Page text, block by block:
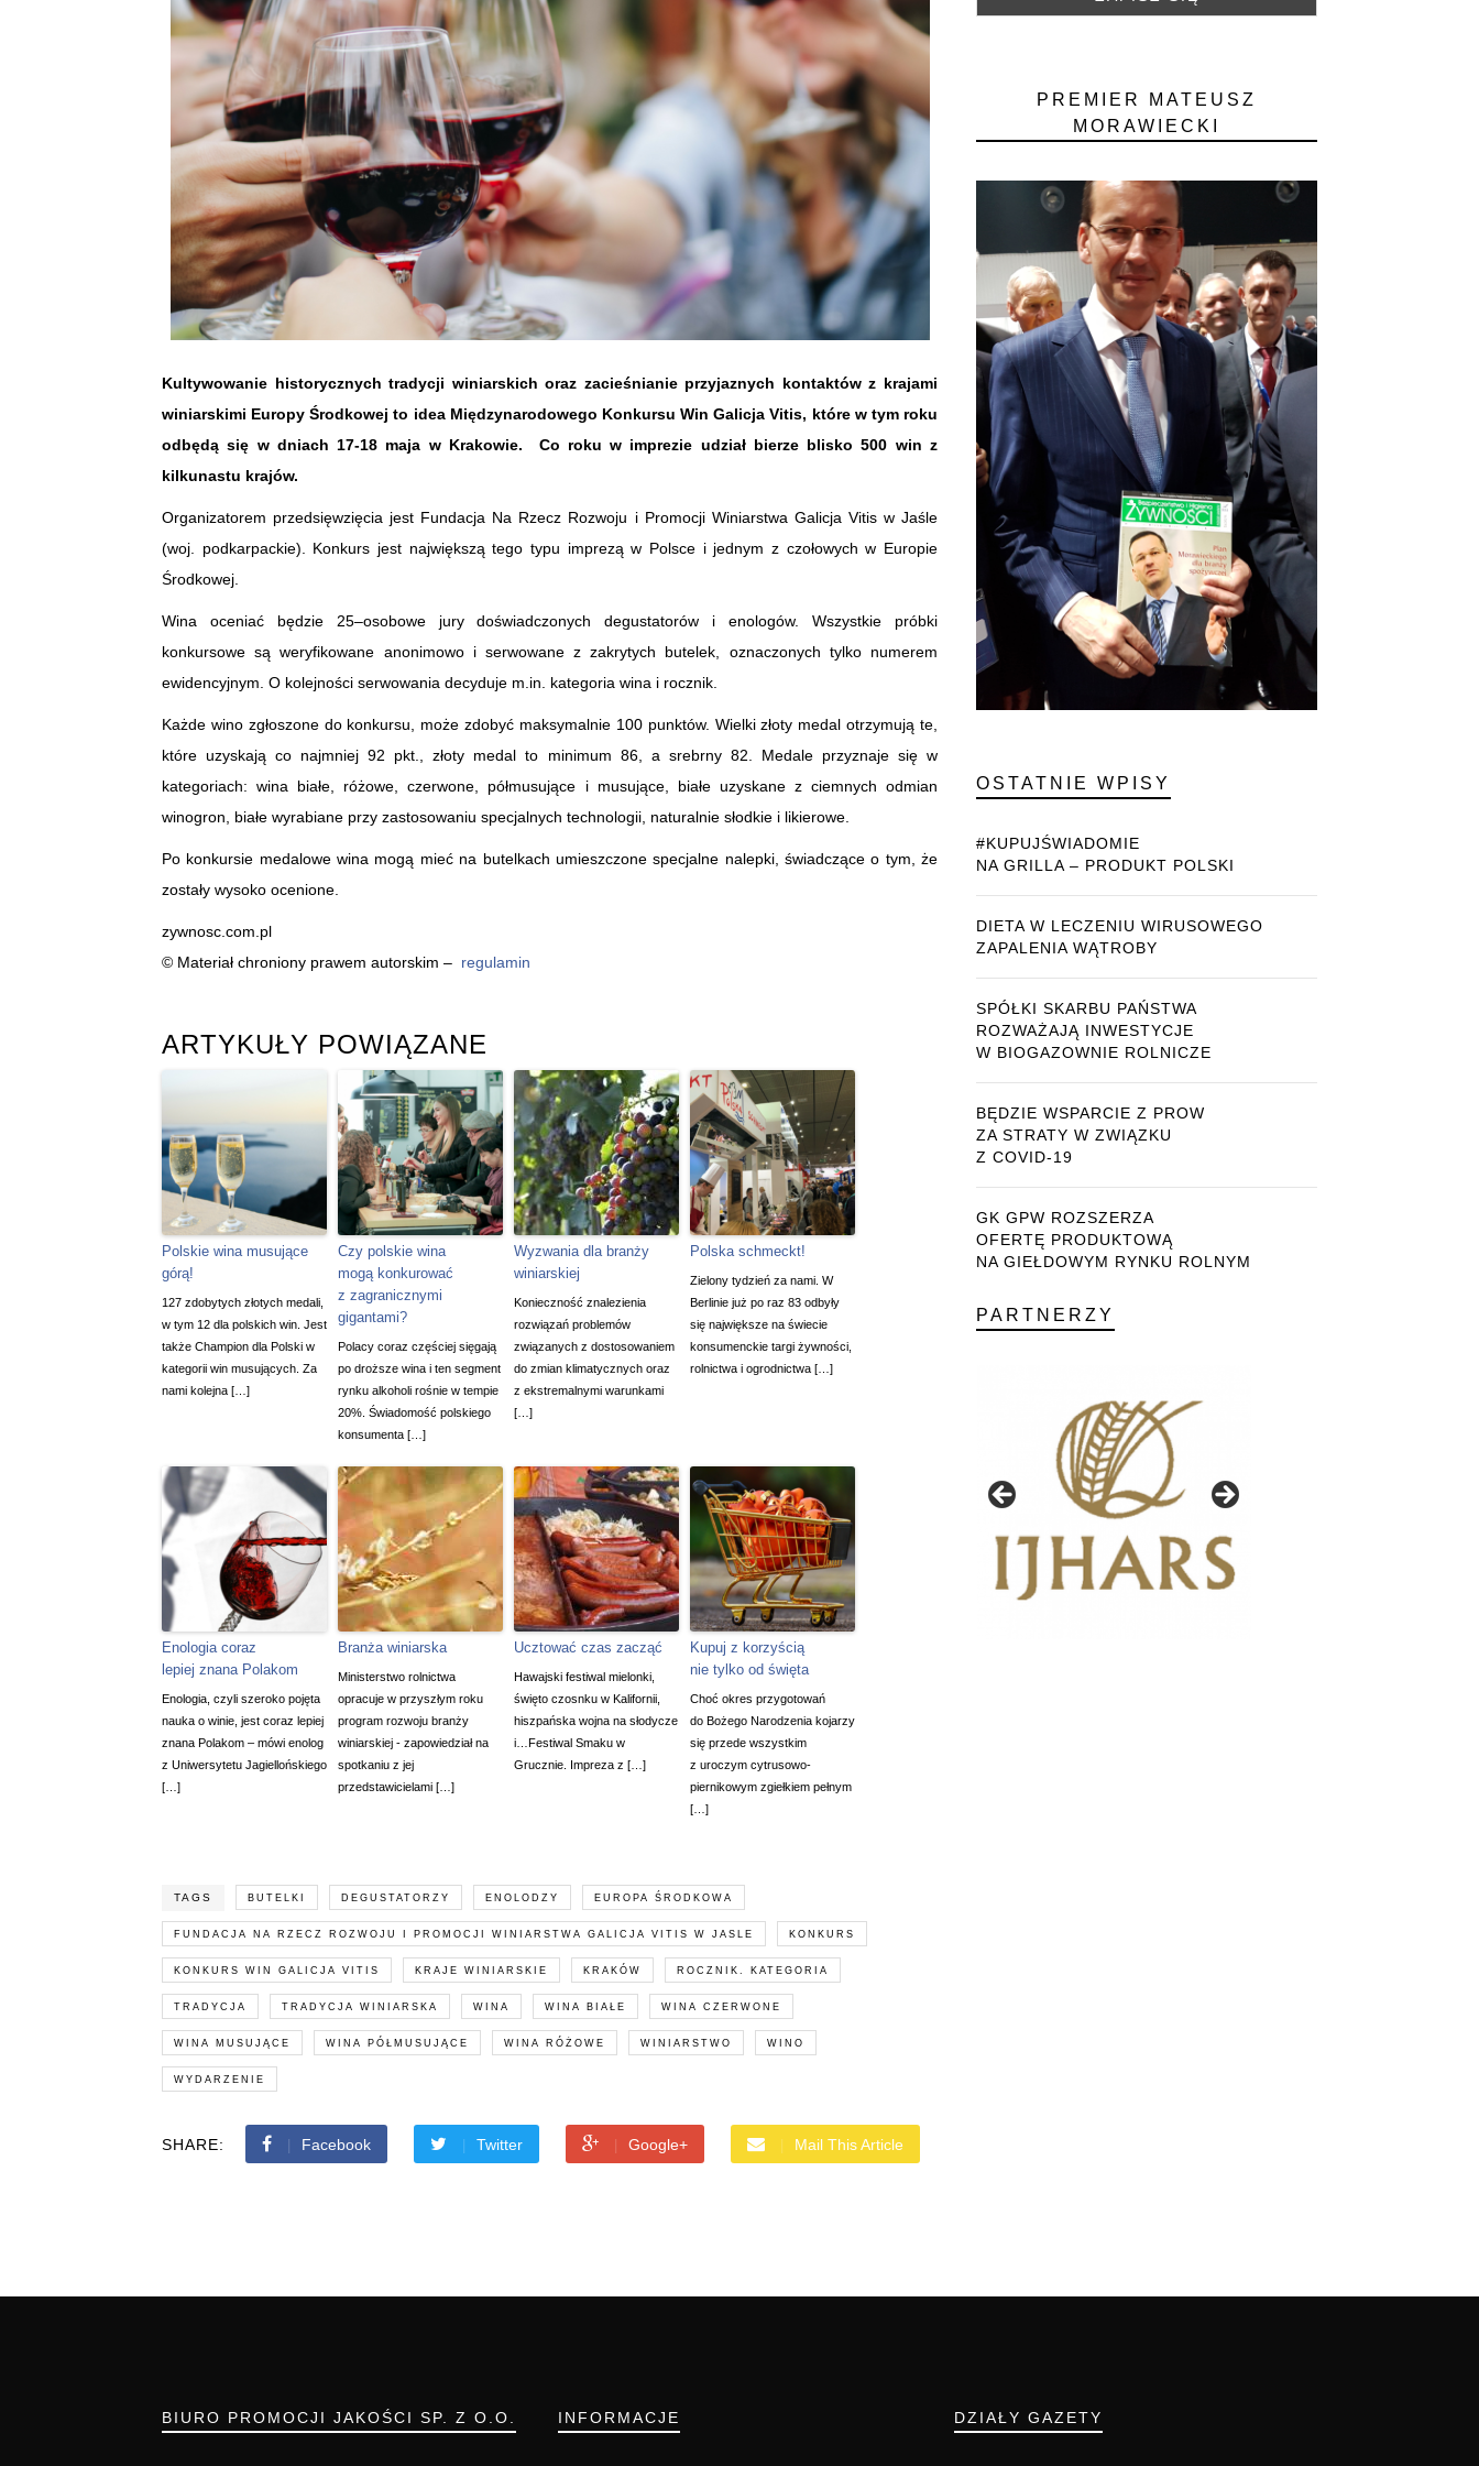
Kultywowanie historycznych tradycji winiarskich oraz zacieśnianie przyjaznych kontaktów z krajami
winiarskimi Europy Środkowej to idea Międzynarodowego Konkursu Win Galicja Vitis, które w tym roku
odbędą się w dniach 17-18 maja w Krakowie.
Co roku w imprezie udział bierze blisko 500 win z
kilkunastu krajów.
Organizatorem przedsięwzięcia jest Fundacja Na Rzecz Rozwoju i Promocji Winiarstwa Galicja Vitis w Jaśle
(woj. podkarpackie). Konkurs jest największą tego typu imprezą w Polsce i jednym z czołowych w Europie
Środkowej.
Wina oceniać będzie 25–osobowe jury doświadczonych degustatorów i enologów. Wszystkie próbki
konkursowe są weryfikowane anonimowo i serwowane z zakrytych butelek, oznaczonych tylko numerem
ewidencyjnym. O kolejności serwowania decyduje m.in. kategoria wina i rocznik.
Każde wino zgłoszone do konkursu, może zdobyć maksymalnie 100 punktów. Wielki złoty medal otrzymują te,
które uzyskają co najmniej 92 pkt., złoty medal to minimum 86, a srebrny 82. Medale przyznaje się w
kategoriach: wina białe, różowe, czerwone, półmusujące i musujące, białe uzyskane z ciemnych odmian
winogron, białe wyrabiane przy zastosowaniu specjalnych technologii, naturalnie słodkie i likierowe.
Po konkursie medalowe wina mogą mieć na butelkach umieszczone specjalne nalepki, świadczące o tym, że
zostały wysoko ocenione.
zywnosc.com.pl
© Materiał chroniony prawem autorskim – regulamin
ARTYKUŁY POWIĄZANE
Polskie wina musujące
górą!
127 zdobytych złotych medali,
w tym 12 dla polskich win. Jest
także Champion dla Polski w
kategorii win musujących. Za
nami kolejna […]
Czy polskie wina
mogą konkurować
z zagranicznymi
gigantami?
Polacy coraz częściej sięgają
po droższe wina i ten segment
rynku alkoholi rośnie w tempie
20%. Świadomość polskiego
konsumenta […]
Wyzwania dla branży
winiarskiej
Konieczność znalezienia
rozwiązań problemów
związanych z dostosowaniem
do zmian klimatycznych oraz
z ekstremalnymi warunkami
[…]
Polska schmeckt!
Zielony tydzień za nami. W
Berlinie już po raz 83 odbyły
się największe na świecie
konsumenckie targi żywności,
rolnictwa i ogrodnictwa […]
Enologia coraz
lepiej znana Polakom
Enologia, czyli szeroko pojęta
nauka o winie, jest coraz lepiej
znana Polakom – mówi enolog
z Uniwersytetu Jagiellońskiego
[…]
Branża winiarska
Ministerstwo rolnictwa
opracuje w przyszłym roku
program rozwoju branży
winiarskiej - zapowiedział na
spotkaniu z jej
przedstawicielami […]
Ucztować czas zacząć
Hawajski festiwal mielonki,
święto czosnku w Kalifornii,
hiszpańska wojna na słodycze
i…Festiwal Smaku w
Grucznie. Impreza z […]
Kupuj z korzyścią
nie tylko od święta
Choć okres przygotowań
do Bożego Narodzenia kojarzy
się przede wszystkim
z uroczym cytrusowo-
piernikowym zgiełkiem pełnym
[…]
TAGS BUTELKI DEGUSTATORZY ENOLODZY EUROPA ŚRODKOWA
FUNDACJA NA RZECZ ROZWOJU I PROMOCJI WINIARSTWA GALICJA VITIS W JASLE KONKURS
KONKURS WIN GALICJA VITIS KRAJE WINIARSKIE KRAKÓW ROCZNIK. KATEGORIA
TRADYCJA TRADYCJA WINIARSKA WINA WINA BIAŁE WINA CZERWONE
WINA MUSUJĄCE WINA PÓŁMUSUJĄCE WINA RÓŻOWE WINIARSTWO WINO
WYDARZENIE
SHARE: Facebook Twitter Google+ Mail This Article
PREMIER MATEUSZ
MORAWIECKI
OSTATNIE WPISY
#KUPUJŚWIADOMIE
NA GRILLA – PRODUKT POLSKI
DIETA W LECZENIU WIRUSOWEGO
ZAPALENIA WĄTROBY
SPÓŁKI SKARBU PAŃSTWA
ROZWAŻAJĄ INWESTYCJE
W BIOGAZOWNIE ROLNICZE
BĘDZIE WSPARCIE Z PROW
ZA STRATY W ZWIĄZKU
Z COVID-19
GK GPW ROZSZERZA
OFERTĘ PRODUKTOWĄ
NA GIEŁDOWYM RYNKU ROLNYM
PARTNERZY
BIURO PROMOCJI JAKOŚCI SP. Z O.O. INFORMACJE DZIAŁY GAZETY